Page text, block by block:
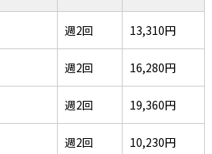
週2回 13,310円
週2回 16,280円
週2回 19,360円
週2回 10,230円